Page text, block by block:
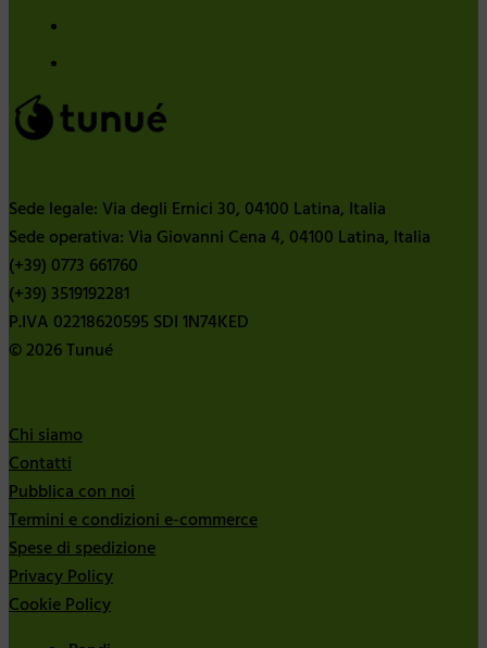
Sede legale: Via degli Ernici 30, 04100 Latina, Italia
Sede operativa: Via Giovanni Cena 4, 04100 Latina, Italia
(+39) 0773 661760
(+39) 3519192281
P.IVA 02218620595 SDI 1N74KED
© 2026 Tunué
Chi siamo
Contatti
Pubblica con noi
Termini e condizioni e-commerce
Spese di spedizione
Privacy Policy
Cookie Policy